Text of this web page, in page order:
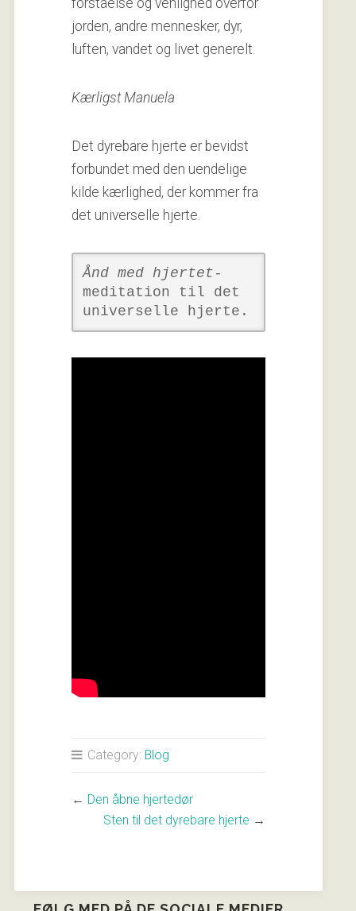
forståelse og venlighed overfor
jorden, andre mennesker, dyr,
luften, vandet og livet generelt.
Kærligst Manuela
Det dyrebare hjerte er bevidst
forbundet med den uendelige
kilde kærlighed, der kommer fra
det universelle hjerte.
Ånd med hjertet-
meditation til det
universelle hjerte.
Category: Blog
← Den åbne hjertedør
Sten til det dyrebare hjerte →